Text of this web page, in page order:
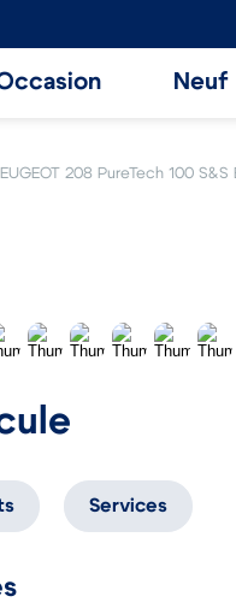
Neuf
208 PureTech 100 S&S
Services